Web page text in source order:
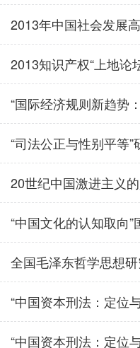
2013年中国社会发展
2013知识产权“上地论
“国际经济规则新趋势
“司法公正与性别平等
20世纪中国激进主义
“中国文化的认知取向
全国毛泽东哲学思想
“中国资本刑法：定位
“中国资本刑法：定位